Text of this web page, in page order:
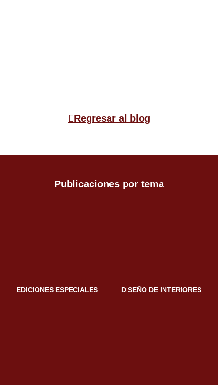
Regresar al blog
Publicaciones por tema
EDICIONES ESPECIALES DISEÑO DE INTERIORES